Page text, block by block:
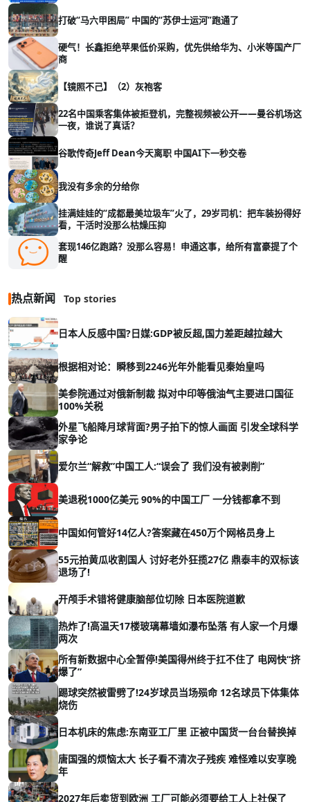
打破“马六甲困局” 中国的“苏伊士运河”跑通了
硬气！长鑫拒绝苹果低价采购，优先供给华为、小米等国产厂
商
【镜照不己】（2）灰袍客
22名中国乘客集体被拒登机，完整视频被公开——曼谷机场这
一夜，谁说了真话？
谷歌传奇Jeff Dean今天离职 中国AI下一秒交卷
我没有多余的分给你
挂满娃娃的“成都最美垃圾车”火了，29岁司机：把车装扮得好
看，干活时没那么枯燥压抑
套现146亿跑路？没那么容易！申通这事，给所有富豪提了个
醒
热点新闻 Top stories
日本人反感中国?日媒:GDP被反超,国力差距越拉越大
根据相对论：瞬移到2246光年外能看见秦始皇吗
美参院通过对俄新制裁 拟对中印等俄油气主要进口国征
100%关税
外星飞船降月球背面?男子拍下的惊人画面 引发全球科学
家争论
爱尔兰“解救”中国工人:“误会了 我们没有被剥削”
美退税1000亿美元 90%的中国工厂 一分钱都拿不到
中国如何管好14亿人?答案藏在450万个网格员身上
55元拍黄瓜收割国人 讨好老外狂揽27亿 鼎泰丰的双标该
退场了!
开颅手术错将健康脑部位切除 日本医院道歉
热炸了!高温天17楼玻璃幕墙如瀑布坠落 有人家一个月爆
两次
所有新数据中心全暂停!美国得州终于扛不住了 电网快“挤
爆了”
踢球突然被雷劈了!24岁球员当场殒命 12名球员下体集体
烧伤
日本机床的焦虑:东南亚工厂里 正被中国货一台台替换掉
唐国强的烦恼太大 长子看不清次子残疾 难怪难以安享晚
年
2027年后卖货到欧洲 工厂可能必须要给工人上社保了